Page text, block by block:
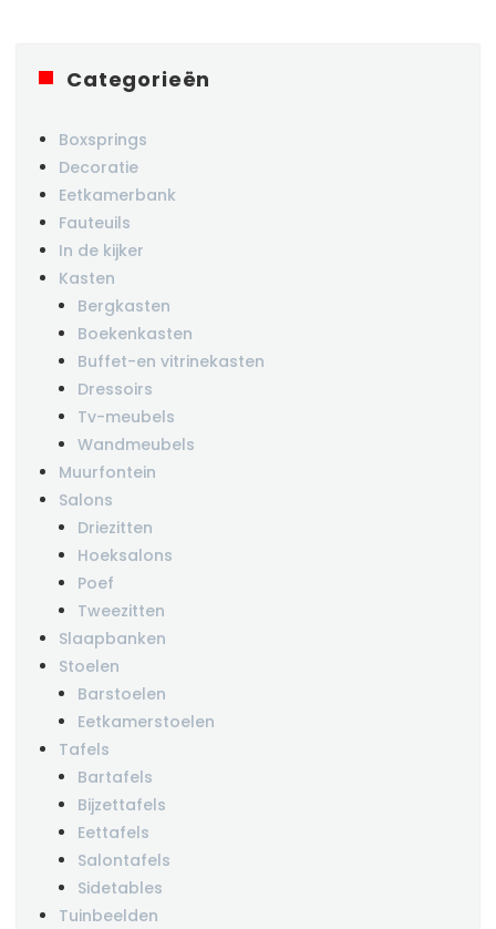
Categorieën
Boxsprings
Decoratie
Eetkamerbank
Fauteuils
In de kijker
Kasten
Bergkasten
Boekenkasten
Buffet-en vitrinekasten
Dressoirs
Tv-meubels
Wandmeubels
Muurfontein
Salons
Driezitten
Hoeksalons
Poef
Tweezitten
Slaapbanken
Stoelen
Barstoelen
Eetkamerstoelen
Tafels
Bartafels
Bijzettafels
Eettafels
Salontafels
Sidetables
Tuinbeelden